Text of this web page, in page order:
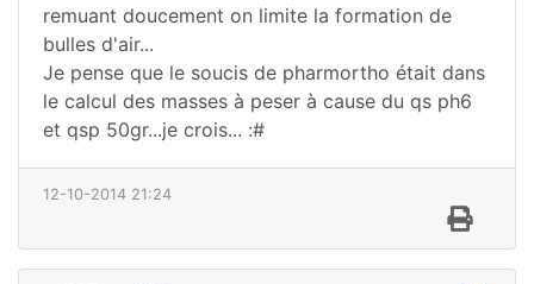
remuant doucement on limite la formation de
bulles d'air...
Je pense que le soucis de pharmortho était dans
le calcul des masses à peser à cause du qs ph6
et qsp 50gr...je crois... :#
12-10-2014 21:24